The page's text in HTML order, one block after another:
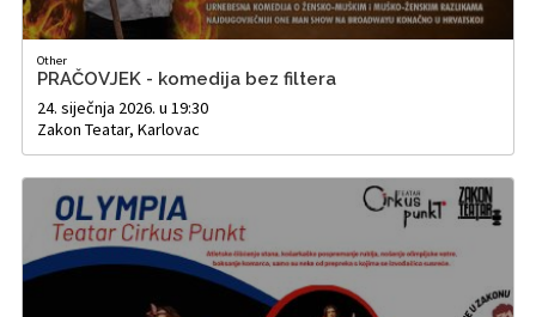
Other
PRAČOVJEK - komedija bez filtera
24. siječnja 2026. u 19:30
Zakon Teatar, Karlovac